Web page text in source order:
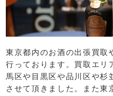
東京都内のお酒の出張買取
行っております。買取エリ
馬区や目黒区や品川区や杉
させて頂きました。また東